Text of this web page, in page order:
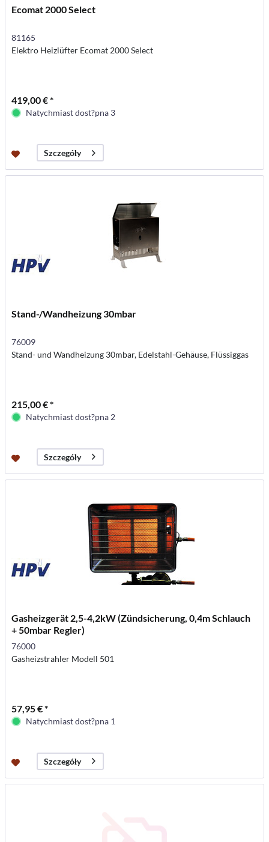
Ecomat 2000 Select
81165
Elektro Heizlüfter Ecomat 2000 Select
419,00 € *
Natychmiast dost?pna 3
Szczegóły
Stand-/Wandheizung 30mbar
76009
Stand- und Wandheizung 30mbar, Edelstahl-Gehäuse, Flüssiggas
215,00 € *
Natychmiast dost?pna 2
Szczegóły
Gasheizgerät 2,5-4,2kW (Zündsicherung, 0,4m Schlauch
+ 50mbar Regler)
76000
Gasheizstrahler Modell 501
57,95 € *
Natychmiast dost?pna 1
Szczegóły